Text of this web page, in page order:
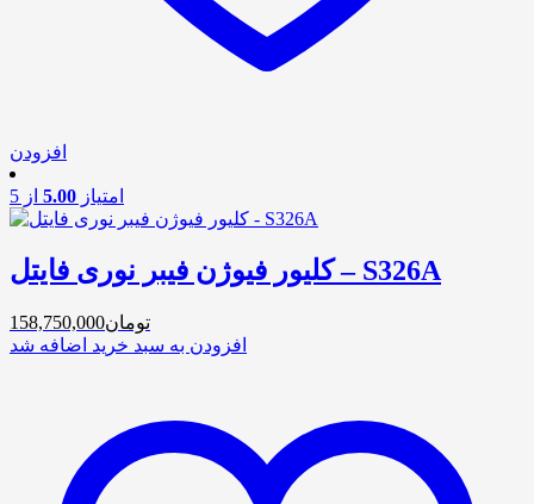
افزودن
امتیاز 5.00 از 5
کلیور فیوژن فیبر نوری فایتل – S326A
تومان158,750,000
افزودن به سبد خرید اضافه شد